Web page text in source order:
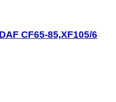
CF65-85,XF105/6